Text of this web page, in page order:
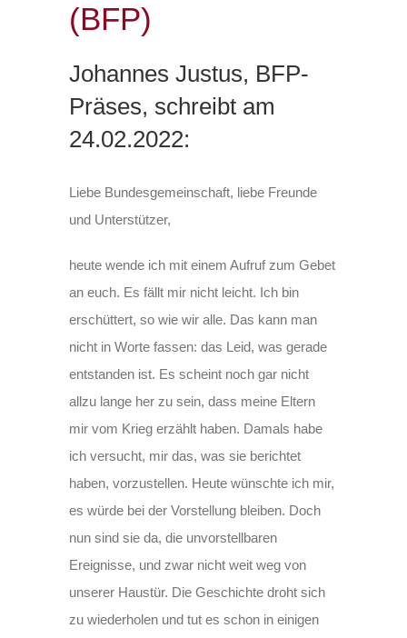
(BFP)
Johannes Justus, BFP-
Präses, schreibt am
24.02.2022:
Liebe Bundesgemeinschaft, liebe Freunde
und Unterstützer,
heute wende ich mit einem Aufruf zum Gebet
an euch. Es fällt mir nicht leicht. Ich bin
erschüttert, so wie wir alle. Das kann man
nicht in Worte fassen: das Leid, was gerade
entstanden ist. Es scheint noch gar nicht
allzu lange her zu sein, dass meine Eltern
mir vom Krieg erzählt haben. Damals habe
ich versucht, mir das, was sie berichtet
haben, vorzustellen. Heute wünschte ich mir,
es würde bei der Vorstellung bleiben. Doch
nun sind sie da, die unvorstellbaren
Ereignisse, und zwar nicht weit weg von
unserer Haustür. Die Geschichte droht sich
zu wiederholen und tut es schon in einigen